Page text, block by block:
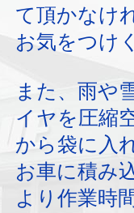
て頂かなけ
お気をつけ
また、雨や
イヤを圧縮
から袋に入
お車に積み
より作業時